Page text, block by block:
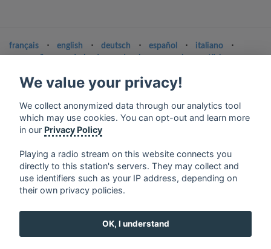
français ⋅ english ⋅ deutsch ⋅ español ⋅ italiano
⋅
Contact us: contact@my-radios.com
Terms of service
Privacy Policy
We value your privacy!
We collect anonymized data through our analytics tool
which may use cookies. You can opt-out and learn more
in our Privacy Policy
Playing a radio stream on this website connects you
directly to this station's servers. They may collect and
use identifiers such as your IP address, depending on
their own privacy policies.
OK, I understand